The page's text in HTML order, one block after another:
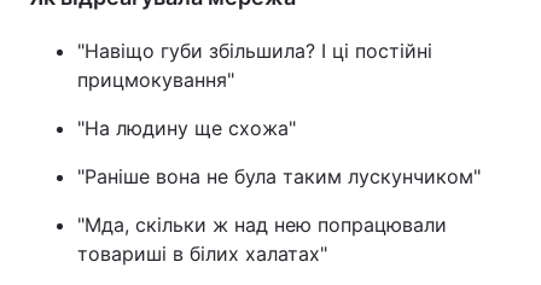
"Навіщо губи збільшила? І ці постійні
прицмокування"
"На людину ще схожа"
"Раніше вона не була таким лускунчиком"
"Мда, скільки ж над нею попрацювали
товариші в білих халатах"